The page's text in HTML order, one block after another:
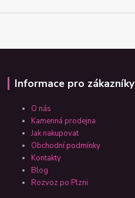
Informace pro zákazníky
O nás
Kamenná prodejna
Jak nakupovat
Obchodní podmínky
Kontakty
Blog
Rozvoz po Plzni